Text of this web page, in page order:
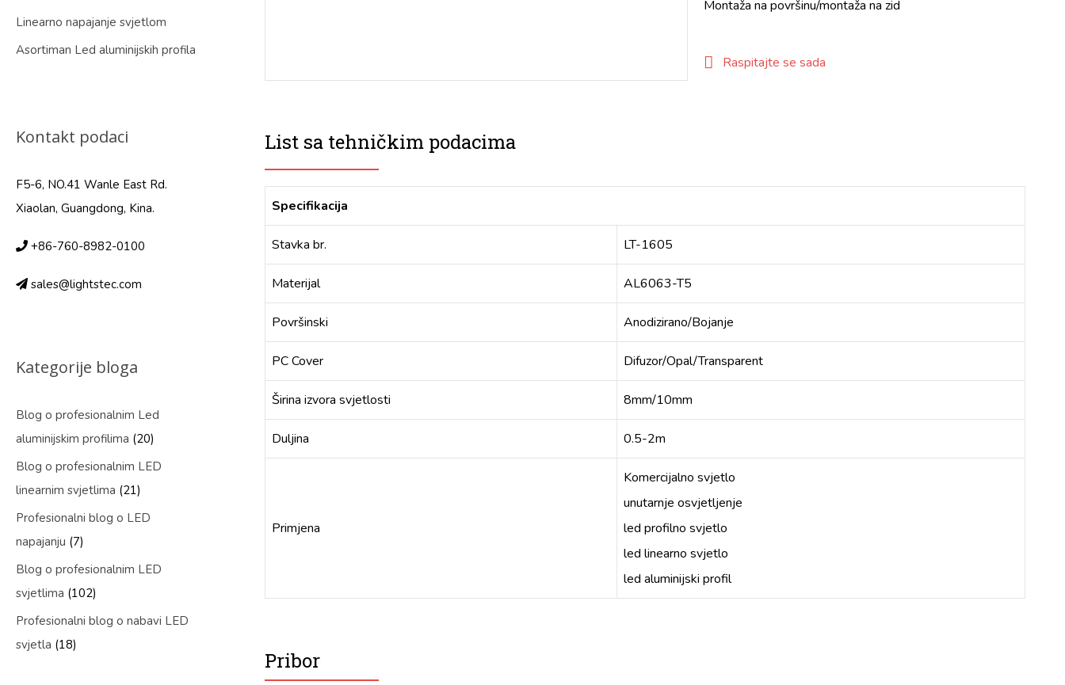
Montaža na površinu/montaža na zid
Raspitajte se sada
List sa tehničkim podacima
Specifikacija
Stavka br. LT-1605
Materijal AL6063-T5
Površinski Anodizirano/Bojanje
PC Cover Difuzor/Opal/Transparent
Širina izvora svjetlosti 8mm/10mm
Duljina 0.5-2m
Primjena
Komercijalno svjetlo
unutarnje osvjetljenje
led profilno svjetlo
led linearno svjetlo
led aluminijski profil
Pribor
Linearno napajanje svjetlom
Asortiman Led aluminijskih profila
Kontakt podaci
F5-6, NO.41 Wanle East Rd.
Xiaolan, Guangdong, Kina.
+86-760-8982-0100
sales@lightstec.com
Kategorije bloga
Blog o profesionalnim Led
aluminijskim profilima (20)
Blog o profesionalnim LED
linearnim svjetlima (21)
Profesionalni blog o LED
napajanju (7)
Blog o profesionalnim LED
svjetlima (102)
Profesionalni blog o nabavi LED
svjetla (18)